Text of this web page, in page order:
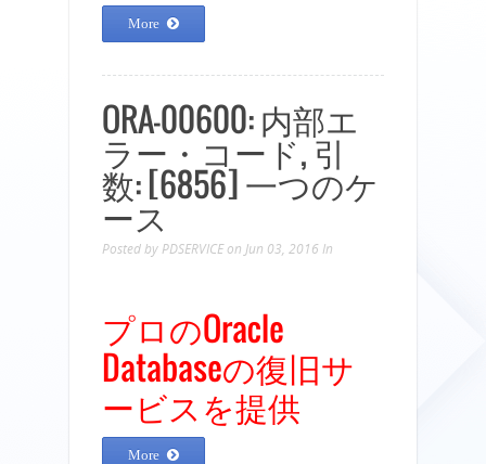
More
ORA-00600: 内部エ
ラー・コード, 引
数: [6856] 一つのケ
ース
Posted by PDSERVICE on Jun 03, 2016 In
プロのOracle
Databaseの復旧サ
ービスを提供
More